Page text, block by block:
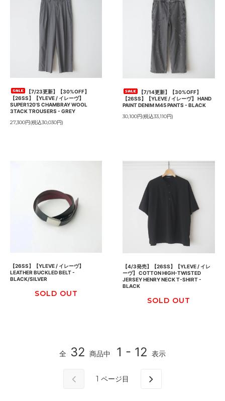
【7/23更新】【30%OFF】
【26SS】【YLEVE / イレーヴ】
SUPER120'S CHAMBRAY WOOL
3TACK TROUSERS - GREY
27,300円(税込30,030円)
【7/14更新】【30%OFF】
【26SS】【YLEVE / イレーヴ】 HAND
PAINT DENIM M45 PANTS - BLACK
30,100円(税込33,110円)
【26SS】【YLEVE / イレーヴ】
LEATHER BUCKLED BELT -
BLACK/SILVER
SOLD OUT
【4/3発売】【26SS】【YLEVE / イレ
ーヴ】 COTTON HIGH-TWISTED
JERSEY HENRY NECK T-SHIRT -
BLACK
SOLD OUT
全 32 商品中 1 - 12 表示
1 ページ目